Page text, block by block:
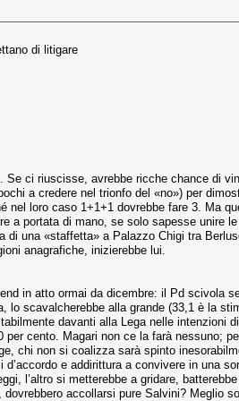
di litigare
ci riuscisse, avrebbe ricche chance di
a credere nel trionfo del «no») per
loro caso 1+1+1 dovrebbe fare 3. Ma
portata di mano, se solo sapesse unire
una «staffetta» a Palazzo Chigi tra
anagrafiche, inizierebbe lui.
in atto ormai da dicembre: il Pd scivola
scavalcherebbe alla grande (33,1 è la
davanti alla Lega nelle intenzioni
cento. Magari non ce la farà nessuno;
chi non si coalizza sarà spinto
e addirittura a convivere in una
l’altro si metterebbe a gridare,
accollarsi pure Salvini? Meglio